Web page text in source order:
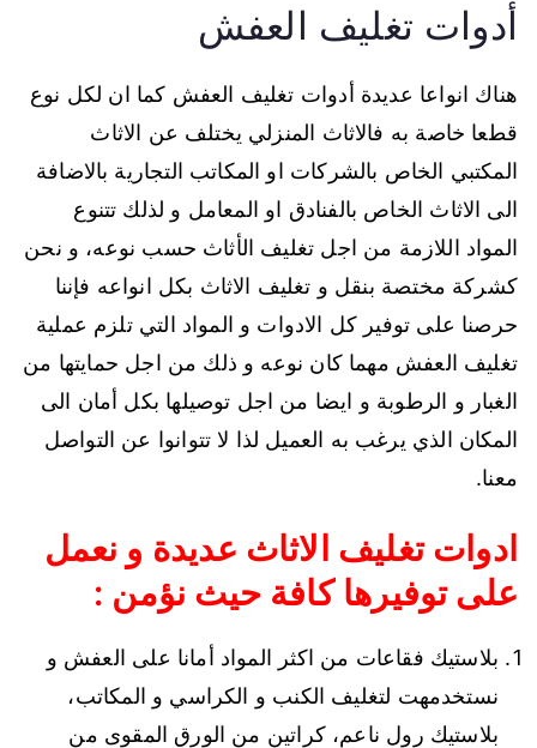
أدوات تغليف العفش
هناك انواعا عديدة أدوات تغليف العفش كما ان لكل نوع
قطعا خاصة به فالاثاث المنزلي يختلف عن الاثاث
المكتبي الخاص بالشركات او المكاتب التجارية بالاضافة
الى الاثاث الخاص بالفنادق او المعامل و لذلك تتنوع
المواد اللازمة من اجل تغليف الأثاث حسب نوعه، و نحن
كشركة مختصة بنقل و تغليف الاثاث بكل انواعه فإننا
حرصنا على توفير كل الادوات و المواد التي تلزم عملية
تغليف العفش مهما كان نوعه و ذلك من اجل حمايتها من
الغبار و الرطوبة و ايضا من اجل توصيلها بكل أمان الى
المكان الذي يرغب به العميل لذا لا تتوانوا عن التواصل
معنا.
ادوات تغليف الاثاث عديدة و نعمل
على توفيرها كافة حيث نؤمن :
بلاستيك فقاعات من اكثر المواد أمانا على العفش و
نستخدمهت لتغليف الكنب و الكراسي و المكاتب،
بلاستيك رول ناعم، كراتين من الورق المقوى من